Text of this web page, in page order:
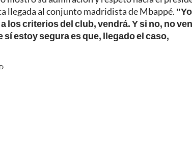
llegada al conjunto madridista de Mbappé.
los criterios del club, vendrá. Y si no, no
estoy segura es que, llegado el caso,